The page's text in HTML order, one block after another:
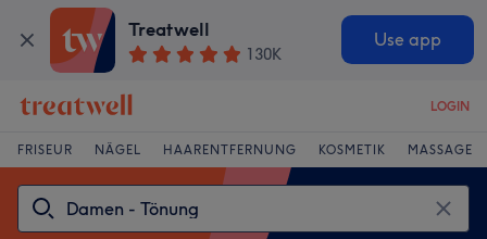
Treatwell
130K
Use app
LOGIN
FRISEUR NÄGEL HAARENTFERNUNG KOSMETIK MASSAGE